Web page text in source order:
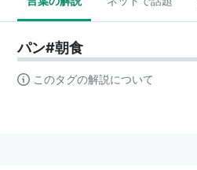
パン#朝食
このタグの解説について